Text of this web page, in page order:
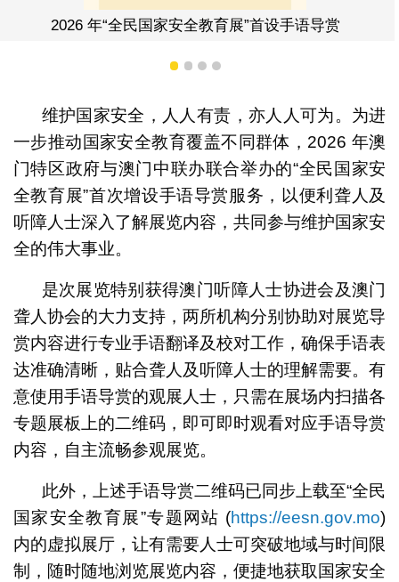
民国家安全教育展”首设手语导赏 2026 年“
1 2 3 4
维护国家安全，人人有责，亦人人可为。为进
一步推动国家安全教育覆盖不同群体，2026 年澳
门特区政府与澳门中联办联合举办的“全民国家安
全教育展”首次增设手语导赏服务，以便利聋人及
听障人士深入了解展览内容，共同参与维护国家安
全的伟大事业。
是次展览特别获得澳门听障人士协进会及澳门
聋人协会的大力支持，两所机构分别协助对展览导
赏内容进行专业手语翻译及校对工作，确保手语表
达准确清晰，贴合聋人及听障人士的理解需要。有
意使用手语导赏的观展人士，只需在展场内扫描各
专题展板上的二维码，即可即时观看对应手语导赏
内容，自主流畅参观展览。
此外，上述手语导赏二维码已同步上载至“全民
国家安全教育展”专题网站 (https://eesn.gov.mo)
内的虚拟展厅，让有需要人士可突破地域与时间限
制，随时随地浏览展览内容，便捷地获取国家安全